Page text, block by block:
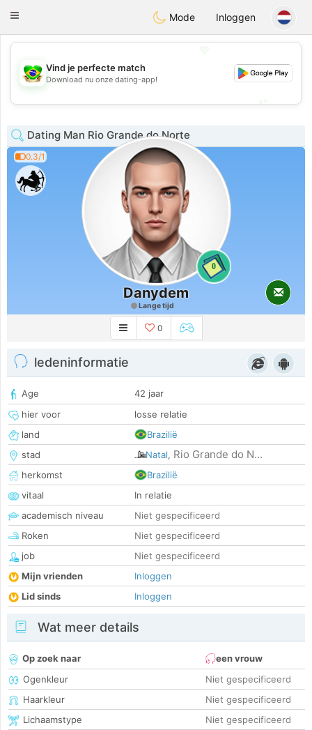
Conversar
Toggle
Mode Inloggen
💖
💕
Vind je perfecte match
Download nu onze dating-app!
Dating Man Rio Grande do Norte
0.3/1
0
Danydem
Lange tijd
0
ledeninformatie
Age
42 jaar
hier voor
losse relatie
land
Brazilië
stad
Natal, Rio Grande do N...
herkomst
Brazilië
vitaal
In relatie
academisch niveau
Niet gespecificeerd
Roken
Niet gespecificeerd
job
Niet gespecificeerd
Mijn vrienden
Inloggen
Lid sinds
Inloggen
Wat meer details
Op zoek naar
een vrouw
Ogenkleur
Niet gespecificeerd
Haarkleur
Niet gespecificeerd
Lichaamstype
Niet gespecificeerd